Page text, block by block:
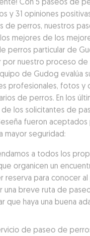
y 31 opiniones
de perros, nuestros
mejores de los
perros particular de
por nuestro proceso de
de Gudog evalúa
profesionales, fotos y
de perros. En los
de los solicitantes de
fueron aceptados
mayor seguridad:
a todos los
organicen un
reserva para conocer
una breve ruta de
que haya una buena
de paseo de